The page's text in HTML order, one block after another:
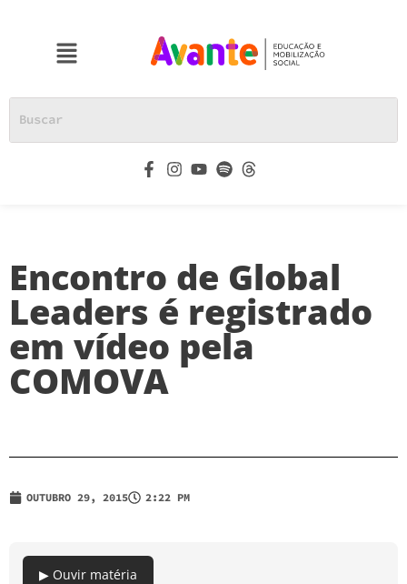
Encontro de Global
Leaders é registrado
em vídeo pela
COMOVA
OUTUBRO 29, 2015 2:22 PM
▶ Ouvir matéria